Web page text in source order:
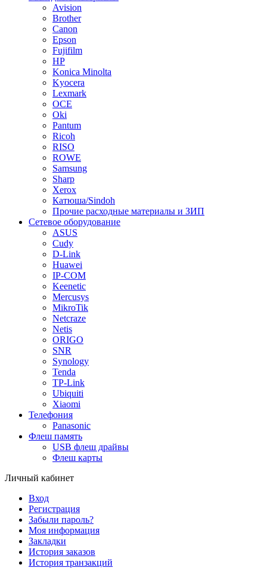
Avision
Brother
Canon
Epson
Fujifilm
HP
Konica Minolta
Kyocera
Lexmark
OCE
Oki
Pantum
Ricoh
RISO
ROWE
Samsung
Sharp
Xerox
Катюша/Sindoh
Прочие расходные материалы и ЗИП
Сетевое оборудование
ASUS
Cudy
D-Link
Huawei
IP-COM
Keenetic
Mercusys
MikroTik
Netcraze
Netis
ORIGO
SNR
Synology
Tenda
TP-Link
Ubiquiti
Xiaomi
Телефония
Panasonic
Флеш память
USB флеш драйвы
Флеш карты
Личный кабинет
Вход
Регистрация
Забыли пароль?
Моя информация
Закладки
История заказов
История транзакций